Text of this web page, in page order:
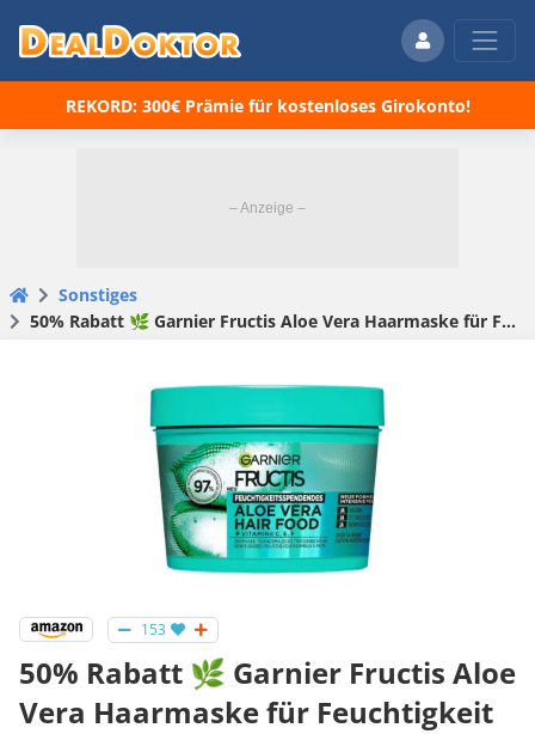
REKORD: 300€ Prämie für kostenloses Girokonto!
Sonstiges
50% Rabatt 🌿 Garnier Fructis Aloe Vera Haarmaske für Feuchtigkeit und Pflege
153
50% Rabatt 🌿 Garnier Fructis Aloe
Vera Haarmaske für Feuchtigkeit